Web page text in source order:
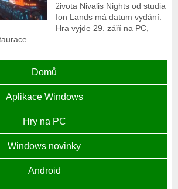
života Nivalis Nights od studia
Ion Lands má datum vydání.
Hra vyjde 29. září na PC,
Domů
Aplikace Windows
Hry na PC
Windows novinky
Android